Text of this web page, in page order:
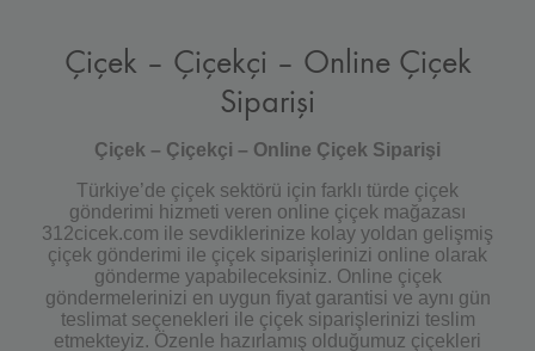
Çiçek – Çiçekçi – Online Çiçek
Siparişi
Çiçek – Çiçekçi – Online Çiçek Siparişi
Türkiye’de çiçek sektörü için farklı türde çiçek
gönderimi hizmeti veren online çiçek mağazası
312cicek.com ile sevdiklerinize kolay yoldan gelişmiş
çiçek gönderimi ile çiçek siparişlerinizi online olarak
gönderme yapabileceksiniz. Online çiçek
göndermelerinizi en uygun fiyat garantisi ve aynı gün
teslimat seçenekleri ile çiçek siparişlerinizi teslim
etmekteyiz. Özenle hazırlamış olduğumuz çiçekleri